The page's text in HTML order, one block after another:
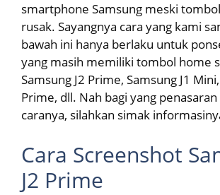
smartphone Samsung meski
rusak. Sayangnya cara yang kami
bawah ini hanya berlaku untuk
yang masih memiliki tombol home
Samsung J2 Prime, Samsung J1
Prime, dll. Nah bagi yang
caranya, silahkan simak
Cara Screenshot
J2 Prime